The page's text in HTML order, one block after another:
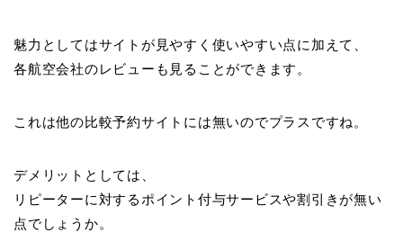
魅力としてはサイトが見やすく使いやすい点に加えて、
各航空会社のレビューも見ることができます。
これは他の比較予約サイトには無いのでプラスですね。
デメリットとしては、
リピーターに対するポイント付与サービスや割引きが無い
点でしょうか。